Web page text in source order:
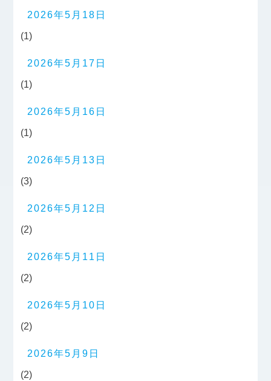
2026年5月18日
(1)
2026年5月17日
(1)
2026年5月16日
(1)
2026年5月13日
(3)
2026年5月12日
(2)
2026年5月11日
(2)
2026年5月10日
(2)
2026年5月9日
(2)